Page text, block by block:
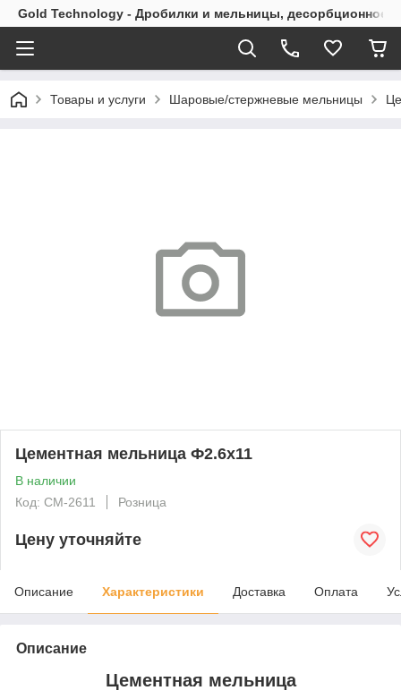
Gold Technology - Дробилки и мельницы, десорбционное
Товары и услуги Шаровые/стержневые мельницы
Цементная мельница Ф2.6x11
В наличии
Код: CM-2611
Розница
Цену уточняйте
Описание Характеристики Доставка Оплата
Описание
Цементная мельница